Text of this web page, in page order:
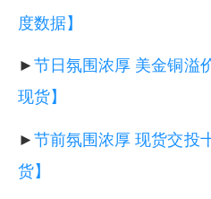
度数据】
►节日氛围浓厚 美金铜溢
现货】
►节前氛围浓厚 现货交投
货】